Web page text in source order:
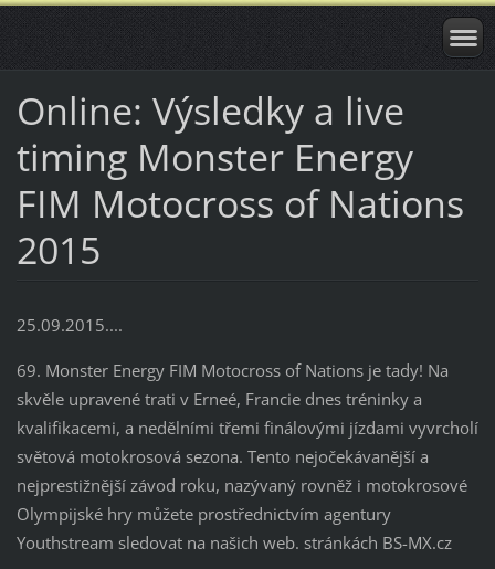
Online: Výsledky a live
timing Monster Energy
FIM Motocross of Nations
2015
25.09.2015....
69. Monster Energy FIM Motocross of Nations je tady! Na
skvěle upravené trati v Erneé, Francie dnes tréninky a
kvalifikacemi, a nedělními třemi finálovými jízdami vyvrcholí
světová motokrosová sezona. Tento nejočekávanější a
nejprestižnější závod roku, nazývaný rovněž i motokrosové
Olympijské hry můžete prostřednictvím agentury
Youthstream sledovat na našich web. stránkách BS-MX.cz